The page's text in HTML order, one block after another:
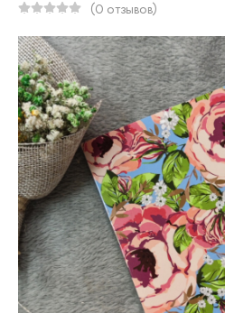
(0 отзывов)